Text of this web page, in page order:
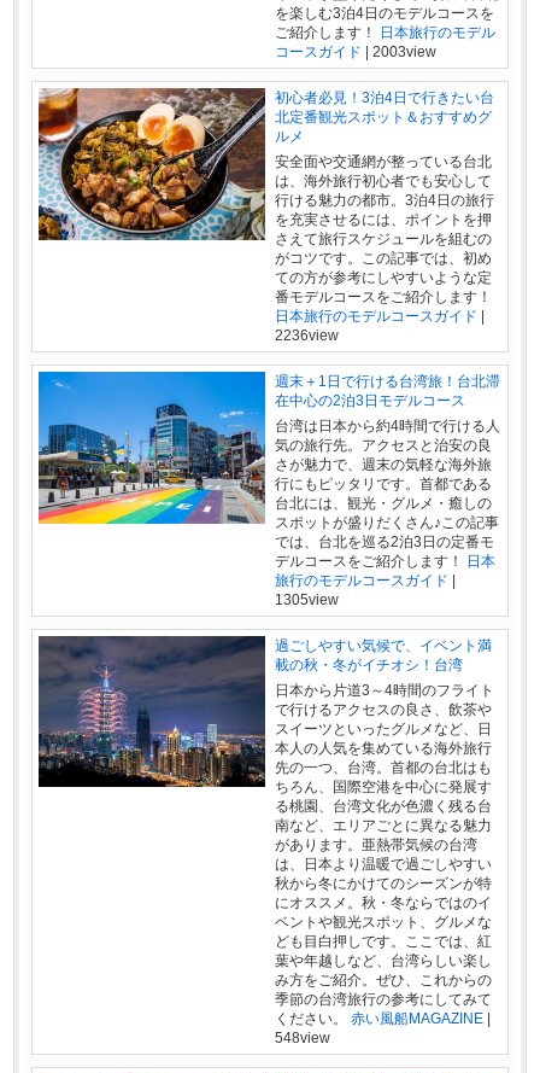
を楽しむ3泊4日のモデルコースを
ご紹介します！
日本旅行のモデル
コースガイド | 2003view
初心者必見！3泊4日で行きたい台
北定番観光スポット＆おすすめグ
ルメ
安全面や交通網が整っている台北
は、海外旅行初心者でも安心して
行ける魅力の都市。3泊4日の旅行
を充実させるには、ポイントを押
さえて旅行スケジュールを組むの
がコツです。この記事では、初め
ての方が参考にしやすいような定
番モデルコースをご紹介します！
日本旅行のモデルコースガイド |
2236view
週末＋1日で行ける台湾旅！台北滞
在中心の2泊3日モデルコース
台湾は日本から約4時間で行ける人
気の旅行先。アクセスと治安の良
さが魅力で、週末の気軽な海外旅
行にもピッタリです。首都である
台北には、観光・グルメ・癒しの
スポットが盛りだくさん♪この記事
では、台北を巡る2泊3日の定番モ
デルコースをご紹介します！
日本
旅行のモデルコースガイド |
1305view
過ごしやすい気候で、イベント満
載の秋・冬がイチオシ！台湾
日本から片道3～4時間のフライト
で行けるアクセスの良さ、飲茶や
スイーツといったグルメなど、日
本人の人気を集めている海外旅行
先の一つ、台湾。首都の台北はも
ちろん、国際空港を中心に発展す
る桃園、台湾文化が色濃く残る台
南など、エリアごとに異なる魅力
があります。亜熱帯気候の台湾
は、日本より温暖で過ごしやすい
秋から冬にかけてのシーズンが特
にオススメ。秋・冬ならではのイ
ベントや観光スポット、グルメな
ども目白押しです。ここでは、紅
葉や年越しなど、台湾らしい楽し
み方をご紹介。ぜひ、これからの
季節の台湾旅行の参考にしてみて
ください。
赤い風船MAGAZINE|
548view